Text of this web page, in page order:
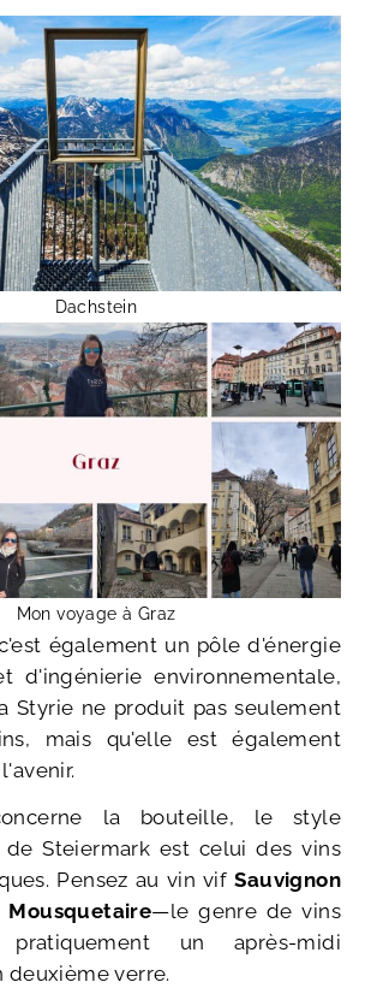
Dachstein
Mon voyage à Graz
également un pôle d'énergie
d'ingénierie environnementale,
Styrie ne produit pas seulement
mais qu'elle est également
la bouteille, le style
de Steiermark est celui des vins
Pensez au vin vifSauvignon
Mousquetaire—le genre de vins
un après-midi
deuxième verre.